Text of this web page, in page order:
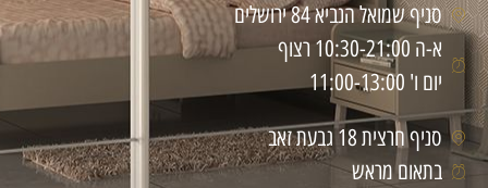
סניף שמואל הנביא 84 ירושלים
א-ה 10:30-21:00 רצוף
יום ו' 11:00-13:00
סניף חרצית 18 גבעת זאב
בתאום מראש